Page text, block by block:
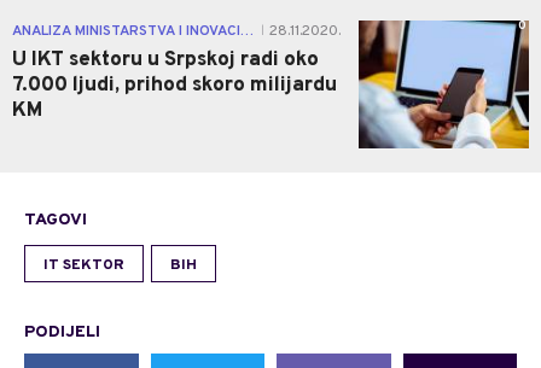
ANALIZA MINISTARSTVA I INOVACIONOG CENTRA 28.11.2020.
U IKT sektoru u Srpskoj radi oko
7.000 ljudi, prihod skoro milijardu
KM
0
TAGOVI
IT SEKTOR BIH
PODIJELI